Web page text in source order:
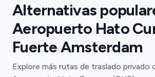
Alternativas
Aeropuerto Hato
Fuerte Amsterdam
Explore más rutas de traslado privado